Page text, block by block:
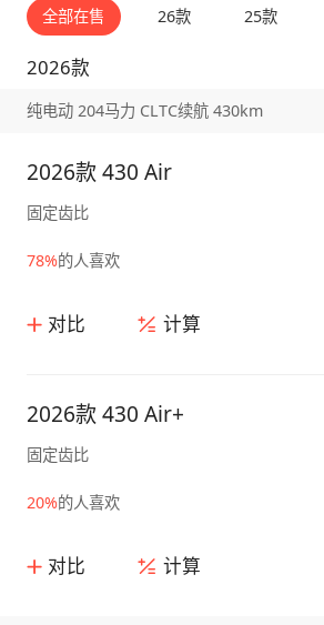
全部在售 26款 25款
2026款
纯电动 204马力 CLTC续航 430km
2026款 430 Air
固定齿比
78%的人喜欢
对比 计算
2026款 430 Air+
固定齿比
20%的人喜欢
对比 计算